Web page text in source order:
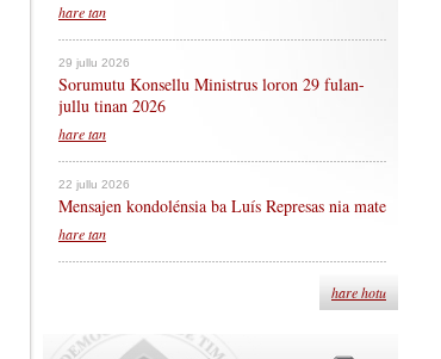
hare tan
29 jullu 2026
Sorumutu Konsellu Ministrus loron 29 fulan-
jullu tinan 2026
hare tan
22 jullu 2026
Mensajen kondolénsia ba Luís Represas nia mate
hare tan
hare hotu